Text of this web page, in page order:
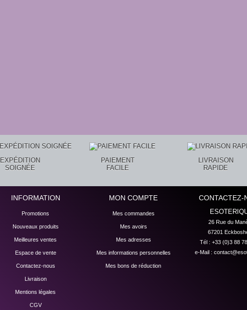
EXPÉDITION
SOIGNÉE
PAIEMENT
FACILE
LIVRAISON
RAPIDE
INFORMATION
Promotions
Nouveaux produits
Meilleures ventes
Espace de vente
Contactez-nous
Livraison
Mentions légales
CGV
MON COMPTE
Mes commandes
Mes avoirs
Mes adresses
Mes informations personnelles
Mes bons de réduction
CONTACTEZ-
26 Rue du
67201
Tél : +33 (0)3 88
e-Mail :